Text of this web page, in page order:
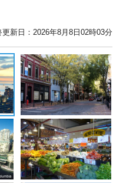
更新日：2026年8月8日02時03分